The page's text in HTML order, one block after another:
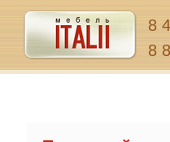
8
8